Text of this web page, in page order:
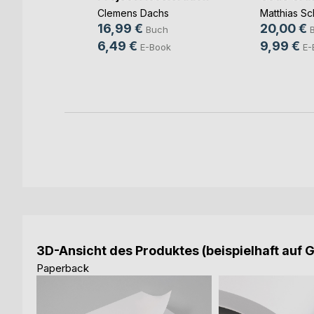
Clemens Dachs
16,99 € Buch
6,49 € E-Book
Matthias
20,00 €
9,99 €
3D-Ansicht des Produktes (beispielhaft auf
Paperback